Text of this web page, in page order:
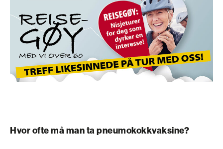
Hvor ofte må man ta pneumokokkvaksine?